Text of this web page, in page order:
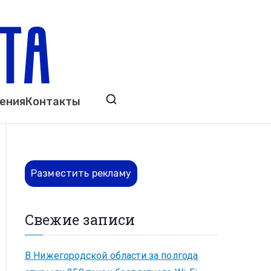
Выкса. Муром. Кулебаки. Навашино,
Контакты
Разместить рекламу
Свежие записи
В Нижегородской области за полгода